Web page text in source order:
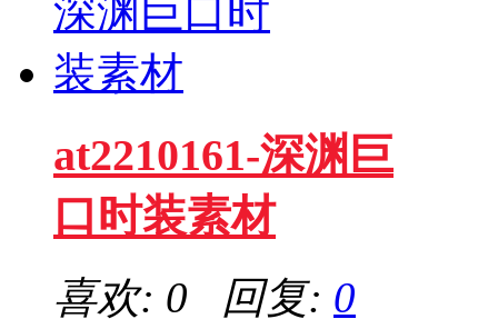
at2210161-深渊巨
口时装素材
喜欢: 0 回复: 0